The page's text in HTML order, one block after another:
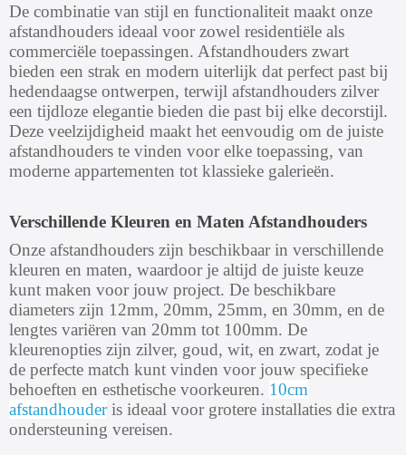
De combinatie van stijl en functionaliteit maakt onze
afstandhouders ideaal voor zowel residentiële als
commerciële toepassingen. Afstandhouders zwart
bieden een strak en modern uiterlijk dat perfect past bij
hedendaagse ontwerpen, terwijl afstandhouders zilver
een tijdloze elegantie bieden die past bij elke decorstijl.
Deze veelzijdigheid maakt het eenvoudig om de juiste
afstandhouders te vinden voor elke toepassing, van
moderne appartementen tot klassieke galerieën.
Verschillende Kleuren en Maten Afstandhouders
Onze afstandhouders zijn beschikbaar in verschillende
kleuren en maten, waardoor je altijd de juiste keuze
kunt maken voor jouw project. De beschikbare
diameters zijn 12mm, 20mm, 25mm, en 30mm, en de
lengtes variëren van 20mm tot 100mm. De
kleurenopties zijn zilver, goud, wit, en zwart, zodat je
de perfecte match kunt vinden voor jouw specifieke
behoeften en esthetische voorkeuren. 10cm
afstandhouderis ideaal voor grotere installaties die extra
ondersteuning vereisen.